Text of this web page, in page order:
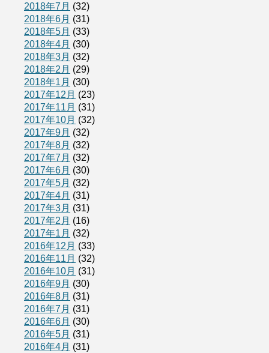
2018年7月 (32)
2018年6月 (31)
2018年5月 (33)
2018年4月 (30)
2018年3月 (32)
2018年2月 (29)
2018年1月 (30)
2017年12月 (23)
2017年11月 (31)
2017年10月 (32)
2017年9月 (32)
2017年8月 (32)
2017年7月 (32)
2017年6月 (30)
2017年5月 (32)
2017年4月 (31)
2017年3月 (31)
2017年2月 (16)
2017年1月 (32)
2016年12月 (33)
2016年11月 (32)
2016年10月 (31)
2016年9月 (30)
2016年8月 (31)
2016年7月 (31)
2016年6月 (30)
2016年5月 (31)
2016年4月 (31)